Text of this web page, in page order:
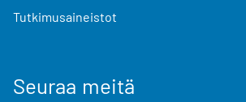
Tutkimusaineistot
Seuraa meitä